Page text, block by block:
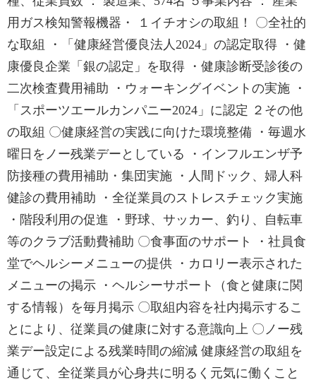
用ガス検知警報機器・ １イチオシの取組！ 〇全社的
な取組 ・「健康経営優良法人2024」の認定取得 ・健
康優良企業「銀の認定」を取得 ・健康診断受診後の
二次検査費用補助 ・ウォーキングイベントの実施 ・
「スポーツエールカンパニー2024」に認定 ２その他
の取組 〇健康経営の実践に向けた環境整備 ・毎週水
曜日をノー残業デーとしている ・インフルエンザ予
防接種の費用補助・集団実施 ・人間ドック、婦人科
健診の費用補助 ・全従業員のストレスチェック実施
・階段利用の促進 ・野球、サッカー、釣り、自転車
等のクラブ活動費補助 〇食事面のサポート ・社員食
堂でヘルシーメニューの提供 ・カロリー表示された
メニューの掲示 ・ヘルシーサポート（食と健康に関
する情報）を毎月掲示 〇取組内容を社内掲示するこ
とにより、従業員の健康に対する意識向上 〇ノー残
業デー設定による残業時間の縮減 健康経営の取組を
通じて、全従業員が心身共に明るく元気に働くこと